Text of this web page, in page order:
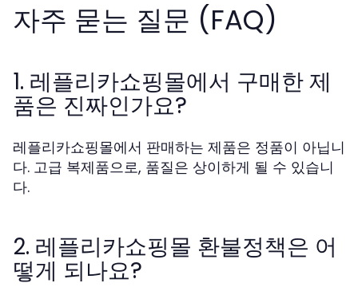
자주 묻는 질문 (FAQ)
1. 레플리카쇼핑몰에서 구매한 제
품은 진짜인가요?
레플리카쇼핑몰에서 판매하는 제품은 정품이 아닙니
다. 고급 복제품으로, 품질은 상이하게 될 수 있습니
다.
2. 레플리카쇼핑몰 환불정책은 어
떻게 되나요?